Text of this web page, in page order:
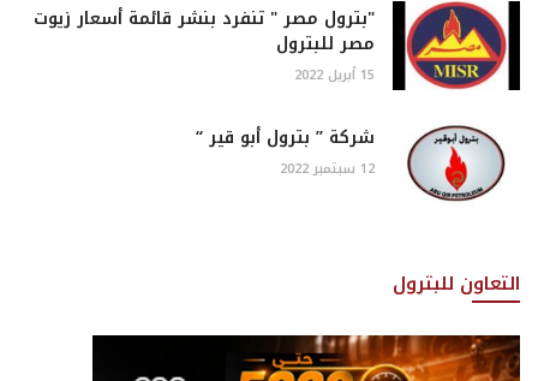
"بترول مصر " تنفرد بنشر قائمة أسعار زيوت
مصر للبترول
15 أبريل 2022
شركة ” بترول أبو قير “
12 سبتمبر 2022
التعاون للبترول